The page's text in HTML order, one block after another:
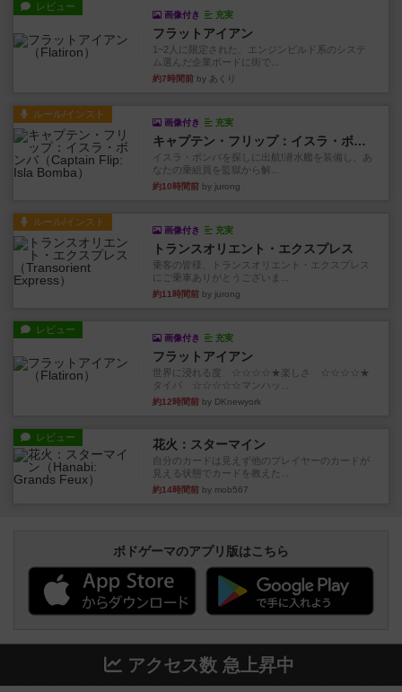
レビュー
画像付き 充実
フラットアイアン
1~2人に限定された、エンジンビルド系のシステ
ム選んだ企業ボードに街で...
約7時間前 by あくり
ルール/インスト
画像付き 充実
キャプテン・フリップ：イスラ・ボンバ
イスラ・ボンバを探しに出航!潜水艦を装備し、あ
なたの乗組員を監獄から解...
約10時間前 by jurong
ルール/インスト
画像付き 充実
トランスオリエント・エクスプレス
乗客の皆様、トランスオリエント・エクスプレス
にご乗車ありがとうございま...
約11時間前 by jurong
レビュー
画像付き 充実
フラットアイアン
世界に浸れる度 ☆☆☆☆★楽しさ ☆☆☆☆★
タイパ ☆☆☆☆☆マンハッ...
約12時間前 by DKnewyork
レビュー 花火：スターマイン
自分のカードは見えず他のプレイヤーのカードが
見える状態でカードを教えた...
約14時間前 by mob567
ボドゲーマのアプリ版はこちら
アクセス数 急上昇中